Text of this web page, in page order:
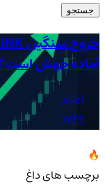
جستجو
آماده جهش است؟
اخبار
1749
برچسب های داغ